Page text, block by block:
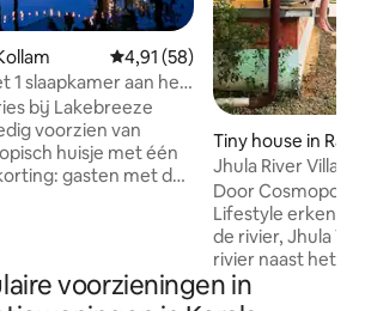
Gemiddelde beoordeling van
4,91 (58)
1 slaapkamer aan het
tot het meer
bij Lakebreeze
voorzien van
huisje met één
>60 Mbps wifi
Tiny house in
m
Jhula River Villa •
de rivier
Door
Lifestyle erkend
de rivier, Jhula
rivier naast het
zonsondergang
in de tijd,
voorzieningen in